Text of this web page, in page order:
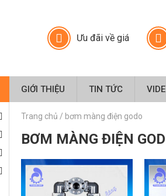
Ưu đãi về giá
GIỚI THIỆU TIN TỨC
Trang chủ / bơm màng điện godo
BƠM MÀNG ĐIỆN